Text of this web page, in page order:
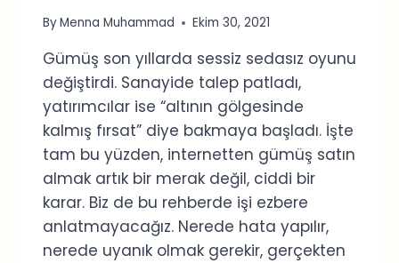
ByMenna Muhammad Ekim 30, 2021
Gümüş son yıllarda sessiz sedasız oyunu
değiştirdi. Sanayide talep patladı,
yatırımcılar ise “altının gölgesinde
kalmış fırsat” diye bakmaya başladı. İşte
tam bu yüzden, internetten gümüş satın
almak artık bir merak değil, ciddi bir
karar. Biz de bu rehberde işi ezbere
anlatmayacağız. Nerede hata yapılır,
nerede uyanık olmak gerekir, gerçekten